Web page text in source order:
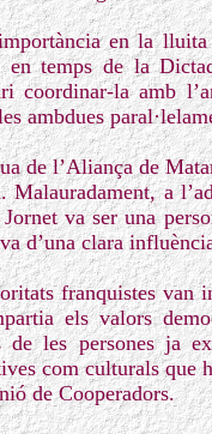
en la
en temps de la
coordinar-la amb
ambdues
de l’Aliança de
Malauradament, a
va ser una
d’una clara
franquistes van
els valors
de les persones ja
com culturals que
de Cooperadors.